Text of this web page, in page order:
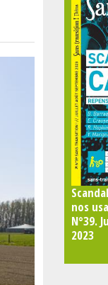
nos
N°39.
2023